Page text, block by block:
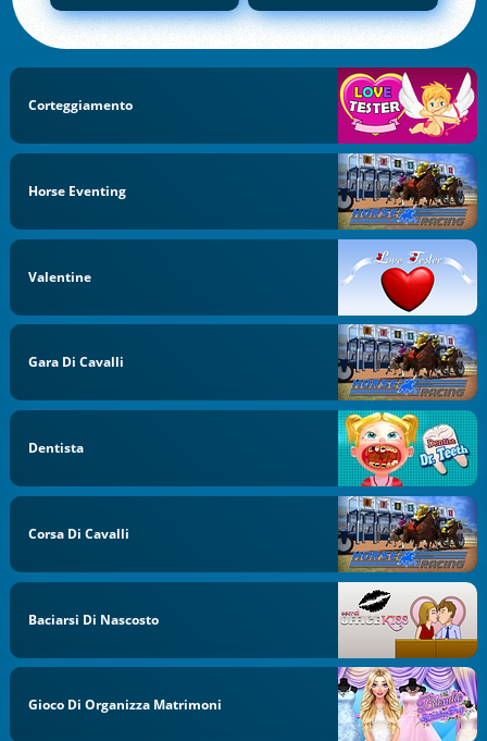
Corteggiamento
Horse Eventing
Valentine
Gara Di Cavalli
Dentista
Corsa Di Cavalli
Baciarsi Di Nascosto
Gioco Di Organizza Matrimoni